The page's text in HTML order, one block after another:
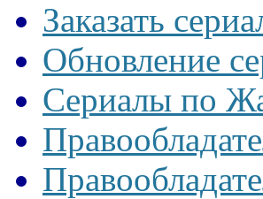
Заказать
Обновление
Сериалы по